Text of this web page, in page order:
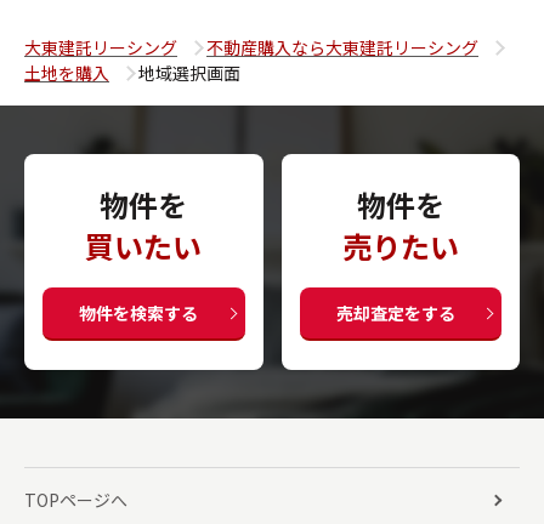
大東建託リーシング
不動産購入なら大東建託リーシング
土地を購入
地域選択画面
物件を
買いたい
物件を検索する
物件を
売りたい
売却査定をする
TOPページへ